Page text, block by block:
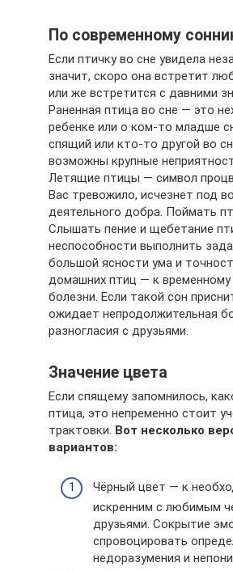
По современному
Если птичку во сне увидела
значит, скоро она встретит
или же встретится с давними
Раненная птица во сне — это
ребенке или о ком-то младше
спящий или кто-то другой во
возможны крупные
Летящие птицы — символ
Вас тревожило, исчезнет под
деятельного добра. Поймать
Слышать пение и щебетание
неспособности выполнить
большой ясности ума и
домашних птиц — к временному
болезни. Если такой сон
ожидает непродолжительная
разногласия с друзьями.
Значение цвета
Если спящему запомнилось,
птица, это непременно стоит
трактовки. Вот несколько
вариантов:
Чёрный цвет — к
искренним с любимым
друзьями. Сокрытие
спровоцировать
недоразумения и